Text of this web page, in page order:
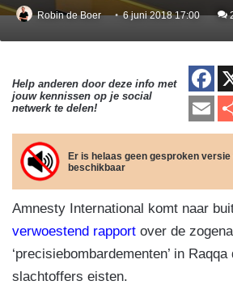
Robin de Boer 6 juni 2018 17:00
Help anderen door deze info met
jouw kennissen op je social
netwerk te delen!
F
a
c
e
b
o
o
k
E
Er is helaas geen gesproken
beschikbaar
Amnesty International komt naar
verwoestend rapport over de
‘precisiebombardementen’ in
slachtoffers eisten.